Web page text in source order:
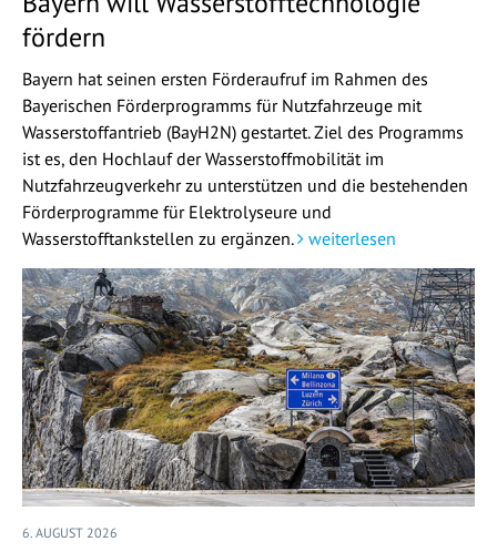
fördern
Bayern hat seinen ersten Förderaufruf im Rahmen des
Bayerischen Förderprogramms für Nutzfahrzeuge mit
Wasserstoffantrieb (BayH2N) gestartet. Ziel des Programms
ist es, den Hochlauf der Wasserstoffmobilität im
Nutzfahrzeugverkehr zu unterstützen und die bestehenden
Förderprogramme für Elektrolyseure und
Wasserstofftankstellen zu ergänzen.
weiterlesen
6. AUGUST 2026